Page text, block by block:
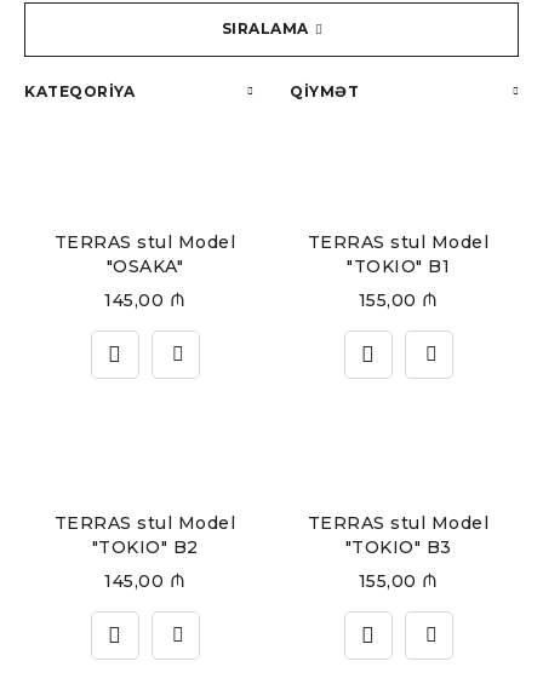
SIRALAMA
KATEQORIYA QIYMƏT
TERRAS stul Model
"OSAKA"
145,00 ₼
TERRAS stul Model
"TOKIO" B1
155,00 ₼
TERRAS stul Model
"TOKIO" B2
145,00 ₼
TERRAS stul Model
"TOKIO" B3
155,00 ₼